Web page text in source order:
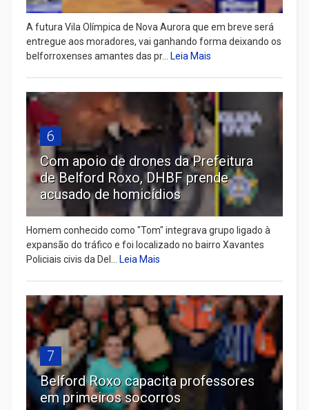
A futura Vila Olímpica de Nova Aurora que em breve será
entregue aos moradores, vai ganhando forma deixando os
belforroxenses amantes das pr...
Leia Mais
6
Com apoio de drones da Prefeitura
de Belford Roxo, DHBF prende
acusado de homicídios
Homem conhecido como "Tom" integrava grupo ligado à
expansão do tráfico e foi localizado no bairro Xavantes
Policiais civis da Del...
Leia Mais
7
Belford Roxo capacita professores
em primeiros socorros